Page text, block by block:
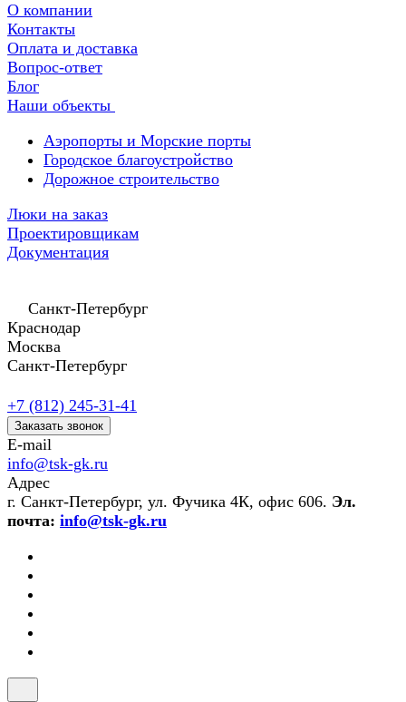
О компании
Контакты
Оплата и доставка
Вопрос-ответ
Блог
Наши объекты
Аэропорты и Морские порты
Городское благоустройство
Дорожное строительство
Люки на заказ
Проектировщикам
Документация
Санкт-Петербург
Краснодар
Москва
Санкт-Петербург
+7 (812) 245-31-41
Заказать звонок
E-mail
info@tsk-gk.ru
Адрес
г. Санкт-Петербург, ул. Фучика 4К, офис 606. Эл.
почта: info@tsk-gk.ru